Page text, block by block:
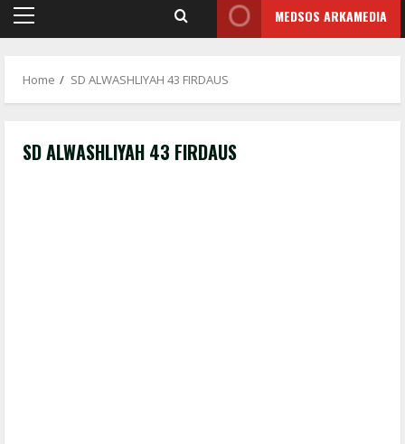
Primary
MEDSOS ARKAMEDIA
Home SD ALWASHLIYAH 43 FIRDAUS
SD ALWASHLIYAH 43 FIRDAUS